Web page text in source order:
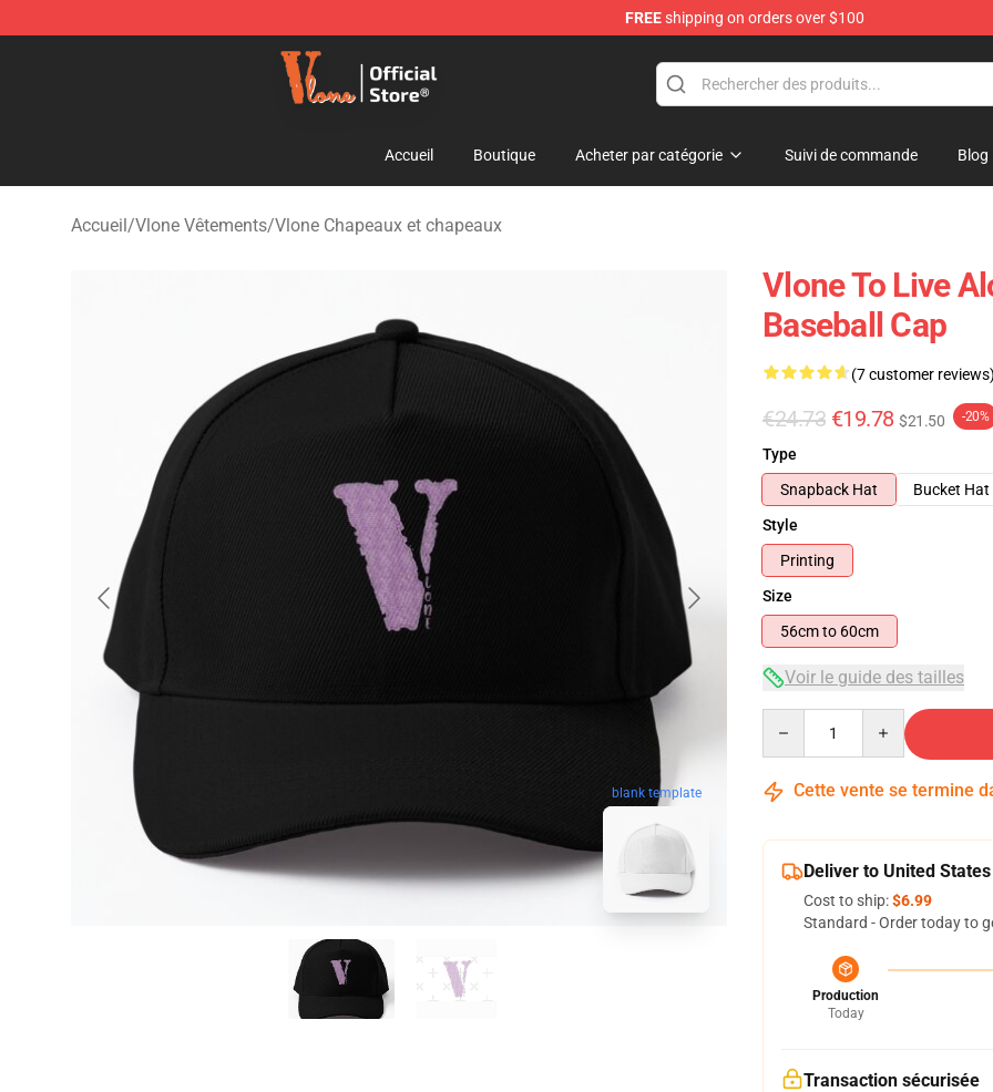
FREEshipping on orders over $100
Vlone Shop - Official Vlone Merchandise Store
Accueil Boutique Acheter par catégorie Suivi de commande Blog
Accueil/Vlone Vêtements/Vlone Chapeaux et chapeaux
blank template
Vlone To Live
Baseball Cap
(7 customer reviews)
€24.73 €19.78 $21.50 -20%
Type
Snapback Hat
Bucket Hat
Style
Printing
Size
56cm to 60cm
Voir le guide des tailles
Cette vente se termine
Deliver to United States
Cost to ship:$6.99
Standard - Order today to
Production
Today
Transaction sécurisée